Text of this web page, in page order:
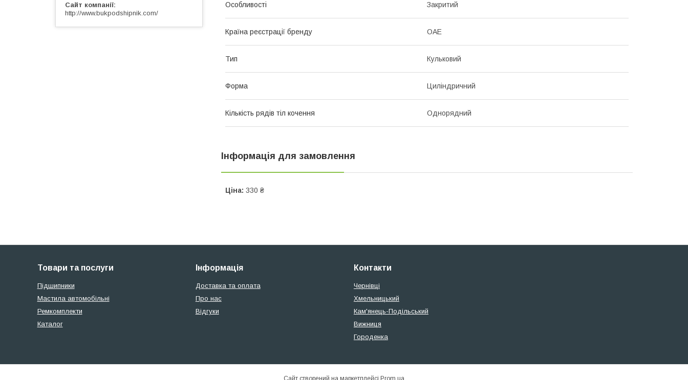
Особливості Закритий
Країна реєстрації бренду ОАЕ
Тип Кульковий
Форма Циліндричний
Кількість рядів тіл кочення Однорядний
Інформація для замовлення
Ціна: 330 ₴
Сайт компанії
http://www.bukpodshipnik.com/
Товари та послуги
Підшипники
Мастила автомобільні
Ремкомплекти
Каталог
Інформація
Доставка та оплата
Про нас
Відгуки
Контакти
Чернівці
Хмельницький
Кам'янець-Подільський
Вижниця
Городенка